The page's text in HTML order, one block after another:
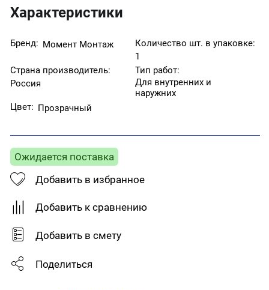
войлока, пробки, Приклеивание декоративного
ламината, фурнитуры к ДСП, ДВП, МДФ, дереву,
звукоизоляционных, изоляционных и акустических
панелей, подходит для пластиковых панелей и
различных настенных покрытий, Герметизация
кромок для защиты изделий из дерева и фанеры
от влаги, Не пригоден для склеивания стиропора,
полиэтилена, полипропилена,
пластифицированного ПВХ., Не рекомендуется для
Характеристики
Бренд: Момент Монтаж
Количество шт. в упаковке:
1
Страна производитель:
Россия
Тип работ:
Для внутренних и
наружних
Цвет: Прозрачный
Ожидается поставка
Добавить в избранное
Добавить к сравнению
Добавить в смету
Поделиться